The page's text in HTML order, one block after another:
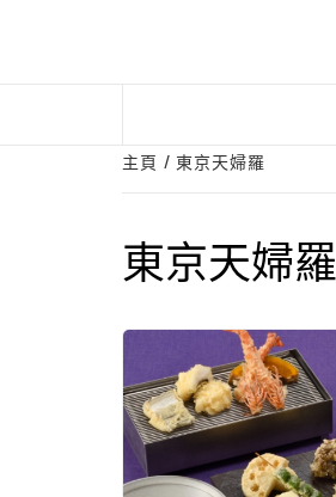
主頁 東京天婦羅
東京天婦羅